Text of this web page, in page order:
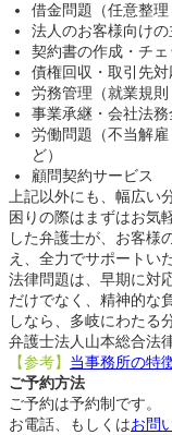
借金問題（任意整
法人のお客様向け
契約書の作成・チェ
債権回収・取引先対
労務管理（就業規則
事業承継・会社法務
労働問題（不当解
ど）
顧問契約サービス
上記以外にも、幅広い
困りの際はまずはお気
した弁護士が、お客様
え、全力でサポートい
法律問題は、早期に対
だけでなく、精神的な
しなら、多岐にわたる
弁護士法人山本総合法
【参考】 当事務所の特
ご予約方法
ご予約は予約制です。
お電話、もしくはお問